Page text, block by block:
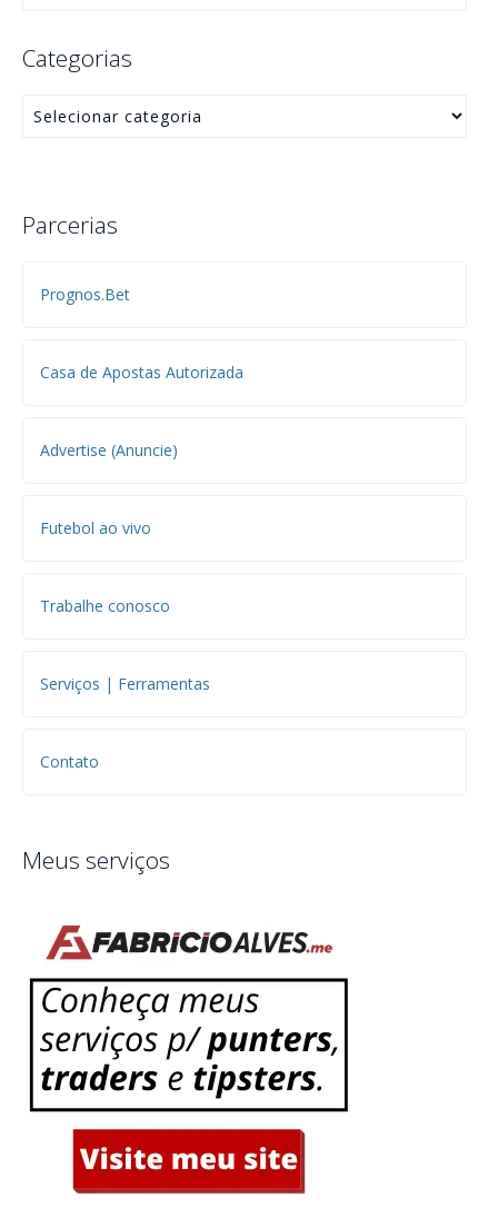
Categorias
Parcerias
Prognos.Bet
Casa de Apostas Autorizada
Advertise (Anuncie)
Futebol ao vivo
Trabalhe conosco
Serviços | Ferramentas
Contato
Meus serviços